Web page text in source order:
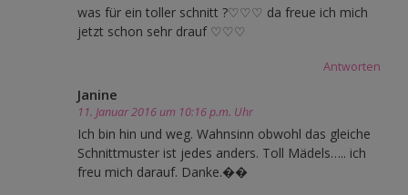
was für ein toller schnitt ?♡♡♡ da freue ich mich
jetzt schon sehr drauf ♡♡♡
Antworten
Janine
11. Januar 2016 um 10:16 p.m. Uhr
Ich bin hin und weg. Wahnsinn obwohl das gleiche
Schnittmuster ist jedes anders. Toll Mädels….. ich
freu mich darauf. Danke.��